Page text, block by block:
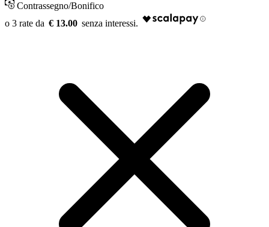
Contrassegno/Bonifico
€ 13.00